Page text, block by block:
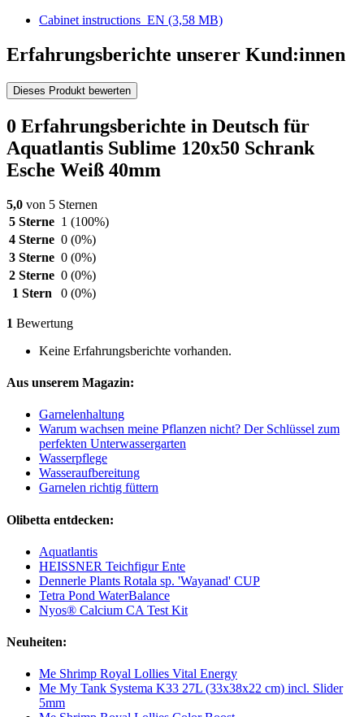
Cabinet instructions_EN (3,58 MB)
Erfahrungsberichte unserer Kund:innen
Dieses Produkt bewerten
0 Erfahrungsberichte in Deutsch für
Aquatlantis Sublime 120x50 Schrank
Esche Weiß 40mm
5,0 von 5 Sternen
5 Sterne 1 (100%)
4 Sterne 0 (0%)
3 Sterne 0 (0%)
2 Sterne 0 (0%)
1 Stern
0 (0%)
1 Bewertung
Keine Erfahrungsberichte vorhanden.
Aus unserem Magazin:
Garnelenhaltung
Warum wachsen meine Pflanzen nicht? Der Schlüssel zum
perfekten Unterwassergarten
Wasserpflege
Wasseraufbereitung
Garnelen richtig füttern
Olibetta entdecken:
Aquatlantis
HEISSNER Teichfigur Ente
Dennerle Plants Rotala sp. 'Wayanad' CUP
Tetra Pond WaterBalance
Nyos® Calcium CA Test Kit
Neuheiten:
Me Shrimp Royal Lollies Vital Energy
Me My Tank Systema K33 27L (33x38x22 cm) incl. Slider
5mm